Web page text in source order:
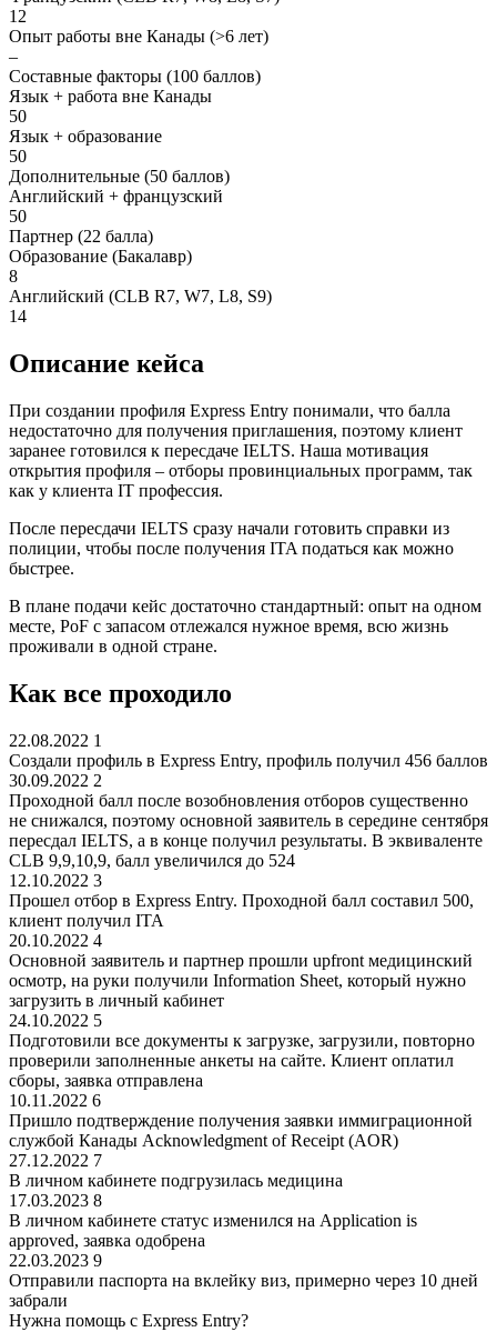
12
Опыт работы вне Канады (>6 лет)
–
Составные факторы (100 баллов)
Язык + работа вне Канады
50
Язык + образование
50
Дополнительные (50 баллов)
Английский + французский
50
Партнер (22 балла)
Образование (Бакалавр)
8
Английский (CLB R7, W7, L8, S9)
14
Описание кейса
При создании профиля Express Entry понимали, что балла
недостаточно для получения приглашения, поэтому клиент
заранее готовился к пересдаче IELTS. Наша мотивация
открытия профиля – отборы провинциальных программ, так
как у клиента IT профессия.
После пересдачи IELTS сразу начали готовить справки из
полиции, чтобы после получения ITA податься как можно
быстрее.
В плане подачи кейс достаточно стандартный: опыт на одном
месте, PoF с запасом отлежался нужное время, всю жизнь
проживали в одной стране.
Как все проходило
22.08.2022 1
Создали профиль в Express Entry, профиль получил 456 баллов
30.09.2022 2
Проходной балл после возобновления отборов существенно
не снижался, поэтому основной заявитель в середине сентября
пересдал IELTS, а в конце получил результаты. В эквиваленте
CLB 9,9,10,9, балл увеличился до 524
12.10.2022 3
Прошел отбор в Express Entry. Проходной балл составил 500,
клиент получил ITA
20.10.2022 4
Основной заявитель и партнер прошли upfront медицинский
осмотр, на руки получили Information Sheet, который нужно
загрузить в личный кабинет
24.10.2022 5
Подготовили все документы к загрузке, загрузили, повторно
проверили заполненные анкеты на сайте. Клиент оплатил
сборы, заявка отправлена
10.11.2022 6
Пришло подтверждение получения заявки иммиграционной
службой Канады Acknowledgment of Receipt (AOR)
27.12.2022 7
В личном кабинете подгрузилась медицина
17.03.2023 8
В личном кабинете статус изменился на Application is
approved, заявка одобрена
22.03.2023 9
Отправили паспорта на вклейку виз, примерно через 10 дней
забрали
Нужна помощь с Express Entry?